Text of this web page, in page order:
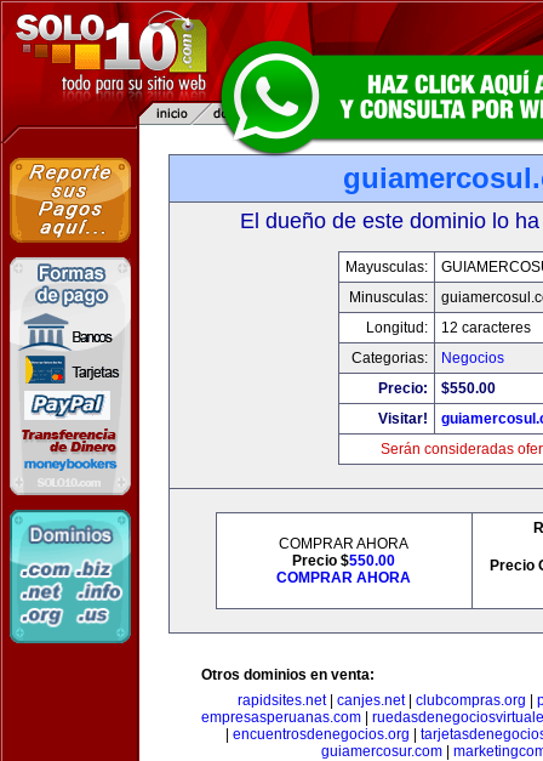
El dueño de este dominio lo
Mayusculas:
Minusculas:
Longitud:
12 caracteres
Categorias:
Negocios
Precio:
$550.00
Visitar!
Serán consideradas
COMPRAR AHORA
Precio $550.00
COMPRAR AHORA
Precio
Otros dominios en venta:
rapidsites.net| canjes.net| clubcompras.org
empresasperuanas.com
encuentrosdenegocios.org
guiamercosur.com